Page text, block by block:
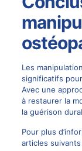
Les
significatifs
Avec une
à restaurer la
la guérison
Pour plus
articles suivants